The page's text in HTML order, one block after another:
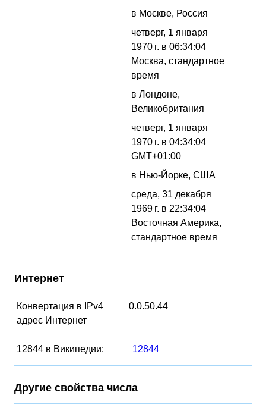
в Москве, Россия
четверг, 1 января
1970 г. в 06:34:04
Москва, стандартное
время
в Лондоне,
Великобритания
четверг, 1 января
1970 г. в 04:34:04
GMT+01:00
в Нью-Йорке, США
среда, 31 декабря
1969 г. в 22:34:04
Восточная Америка,
стандартное время
Интернет
Конвертация в IPv4
адрес Интернет
0.0.50.44
12844 в Википедии: 12844
Другие свойства числа